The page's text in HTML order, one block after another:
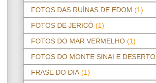
FOTOS DAS RUÍNAS DE EDOM (1)
FOTOS DE JERICÓ (1)
FOTOS DO MAR VERMELHO (1)
FOTOS DO MONTE SINAI E DESERTO
FRASE DO DIA (1)